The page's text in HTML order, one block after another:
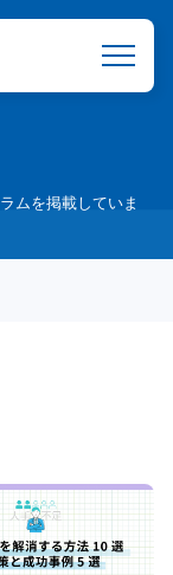
ムを掲載していま